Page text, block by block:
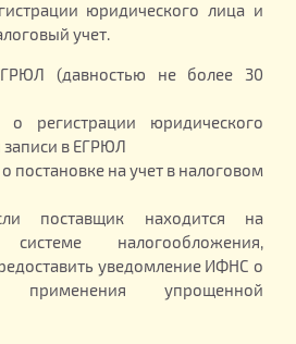
юридического лица и
учет.
(давностью не более 30
о регистрации юридического
записи в ЕГРЮЛ
постановке на учет в налоговом
поставщик находится на
налогообложения,
уведомление ИФНС о
применения упрощенной